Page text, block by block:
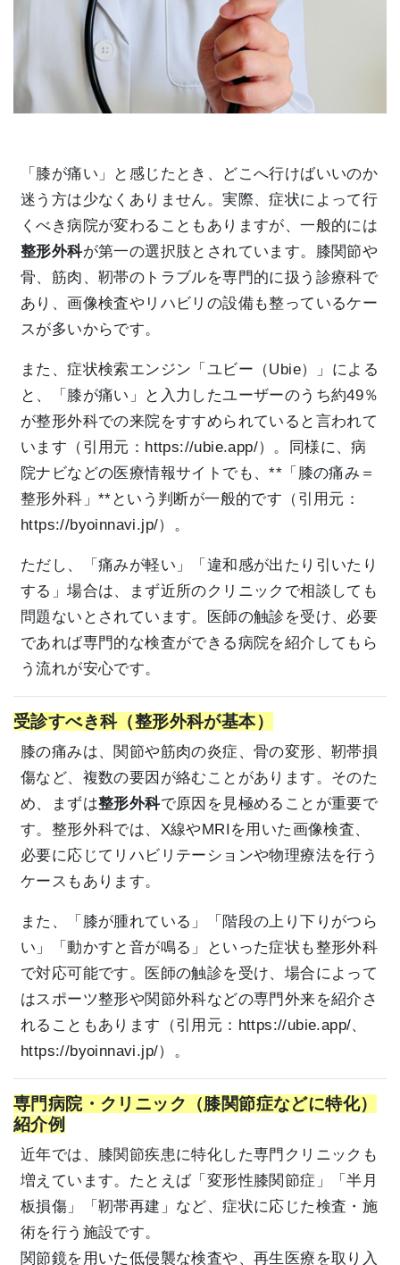
「膝が痛い」と感じたとき、どこへ行けばいいのか
迷う方は少なくありません。実際、症状によって行
くべき病院が変わることもありますが、一般的には
整形外科が第一の選択肢とされています。膝関節や
骨、筋肉、靭帯のトラブルを専門的に扱う診療科で
あり、画像検査やリハビリの設備も整っているケー
スが多いからです。
また、症状検索エンジン「ユビー（Ubie）」による
と、「膝が痛い」と入力したユーザーのうち約49％
が整形外科での来院をすすめられていると言われて
います（引用元： https://ubie.app/）。同様に、病
院ナビなどの医療情報サイトでも、**「膝の痛み＝
整形外科」**という判断が一般的です（引用元：
https://byoinnavi.jp/）。
ただし、「痛みが軽い」「違和感が出たり引いたり
する」場合は、まず近所のクリニックで相談しても
問題ないとされています。医師の触診を受け、必要
であれば専門的な検査ができる病院を紹介してもら
う流れが安心です。
受診すべき科（整形外科が基本）
膝の痛みは、関節や筋肉の炎症、骨の変形、靭帯損
傷など、複数の要因が絡むことがあります。そのた
め、まずは整形外科で原因を見極めることが重要で
す。整形外科では、X線やMRIを用いた画像検査、
必要に応じてリハビリテーションや物理療法を行う
ケースもあります。
また、「膝が腫れている」「階段の上り下りがつら
い」「動かすと音が鳴る」といった症状も整形外科
で対応可能です。医師の触診を受け、場合によって
はスポーツ整形や関節外科などの専門外来を紹介さ
れることもあります（引用元： https://ubie.app/、
https://byoinnavi.jp/）。
専門病院・クリニック（膝関節症などに特化）
紹介例
近年では、膝関節疾患に特化した専門クリニックも
増えています。たとえば「変形性膝関節症」「半月
板損傷」「靭帯再建」など、症状に応じた検査・施
術を行う施設です。
関節鏡を用いた低侵襲な検査や、再生医療を取り入